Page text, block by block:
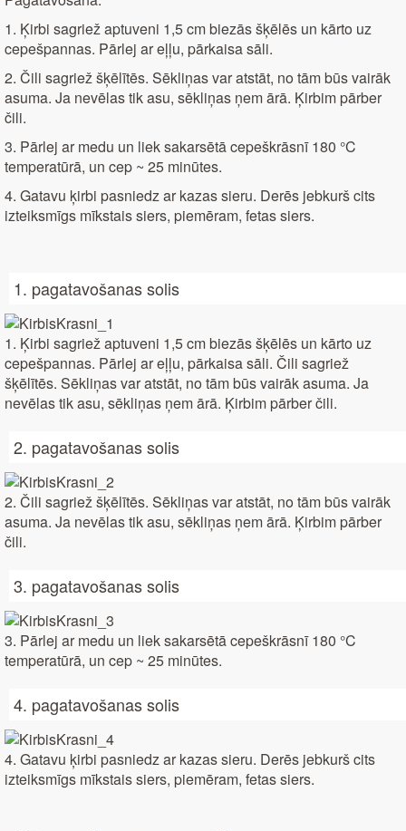
1. Ķirbi sagriež aptuveni 1,5 cm biezās šķēlēs un kārto uz
cepešpannas. Pārlej ar eļļu, pārkaisa sāli.
2. Čili sagriež šķēlītēs. Sēkliņas var atstāt, no tām būs vairāk
asuma. Ja nevēlas tik asu, sēkliņas ņem ārā. Ķirbim pārber
čili.
3. Pārlej ar medu un liek sakarsētā cepeškrāsnī 180 °C
temperatūrā, un cep ~ 25 minūtes.
4. Gatavu ķirbi pasniedz ar kazas sieru. Derēs jebkurš cits
izteiksmīgs mīkstais siers, piemēram, fetas siers.
1. pagatavošanas solis
1. Ķirbi sagriež aptuveni 1,5 cm biezās šķēlēs un kārto uz
cepešpannas. Pārlej ar eļļu, pārkaisa sāli. Čili sagriež
šķēlītēs. Sēkliņas var atstāt, no tām būs vairāk asuma. Ja
nevēlas tik asu, sēkliņas ņem ārā. Ķirbim pārber čili.
2. pagatavošanas solis
2. Čili sagriež šķēlītēs. Sēkliņas var atstāt, no tām būs vairāk
asuma. Ja nevēlas tik asu, sēkliņas ņem ārā. Ķirbim pārber
čili.
3. pagatavošanas solis
3. Pārlej ar medu un liek sakarsētā cepeškrāsnī 180 °C
temperatūrā, un cep ~ 25 minūtes.
4. pagatavošanas solis
4. Gatavu ķirbi pasniedz ar kazas sieru. Derēs jebkurš cits
izteiksmīgs mīkstais siers, piemēram, fetas siers.